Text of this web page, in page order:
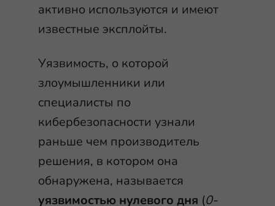
активно используются и имеют
известные эксплойты.
Уязвимость, о которой
злоумышленники или
специалисты по
кибербезопасности узнали
раньше чем производитель
решения, в котором она
обнаружена, называется
уязвимостью нулевого дня (0-